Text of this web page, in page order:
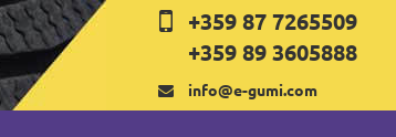
+359 87 7265509
+359 89 3605888
info@e-gumi.com